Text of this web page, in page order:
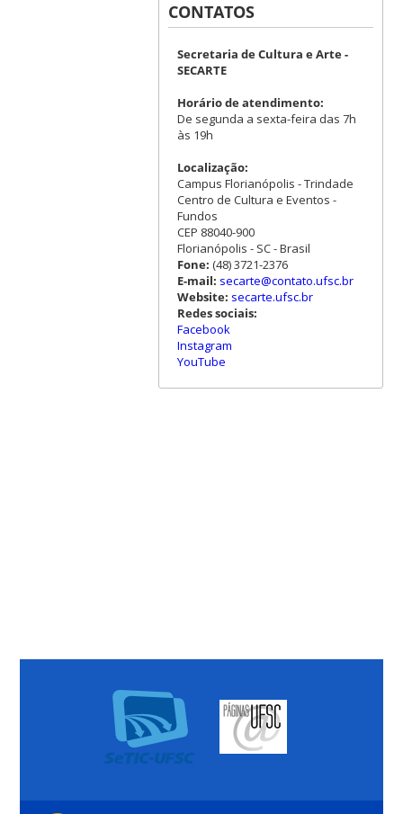
CONTATOS
Secretaria de Cultura e Arte -
SECARTE
Horário de atendimento:
De segunda a sexta-feira das 7h
às 19h
Localização:
Campus Florianópolis - Trindade
Centro de Cultura e Eventos -
Fundos
CEP 88040-900
Florianópolis - SC - Brasil
Fone: (48) 3721-2376
E-mail: secarte@contato.ufsc.br
Website: secarte.ufsc.br
Redes sociais:
Facebook
Instagram
YouTube